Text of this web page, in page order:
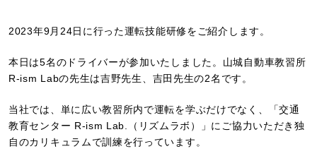
2023年9月24日に行った運転技能研修をご紹介します。
本日は5名のドライバーが参加いたしました。山城自動車教習所
R-ism Labの先生は吉野先生、吉田先生の2名です。
当社では、単に広い教習所内で運転を学ぶだけでなく、「交通
教育センター R-ism Lab.（リズムラボ）」にご協力いただき独
自のカリキュラムで訓練を行っています。